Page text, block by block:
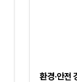
환경·안전